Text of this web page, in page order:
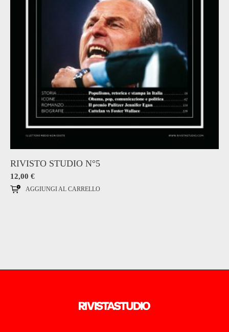
RIVISTO STUDIO N°5
12,00 €
AGGIUNGI AL CARRELLO